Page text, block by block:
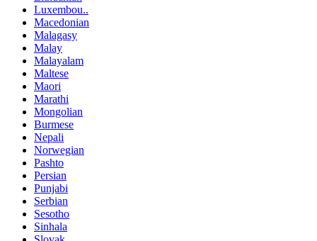
Luxembou..
Macedonian
Malagasy
Malay
Malayalam
Maltese
Maori
Marathi
Mongolian
Burmese
Nepali
Norwegian
Pashto
Persian
Punjabi
Serbian
Sesotho
Sinhala